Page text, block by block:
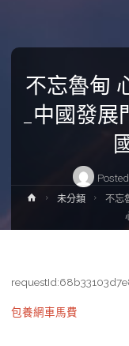
不忘魯甸
_中國發
Home未分類
不忘
包養網車馬費